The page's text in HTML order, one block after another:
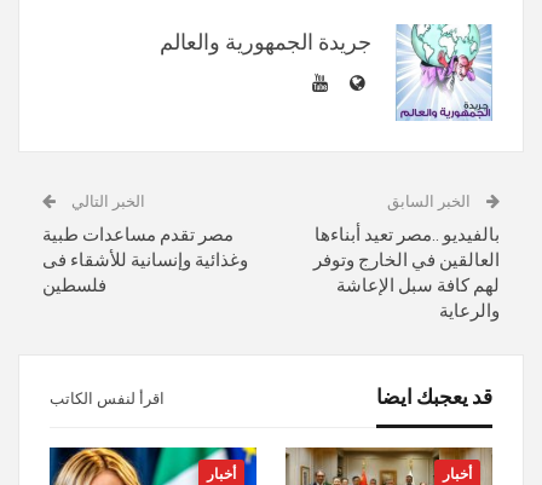
جريدة الجمهورية والعالم
الخبر السابق
بالفيديو ..مصر تعيد أبناءها
العالقين في الخارج وتوفر
لهم كافة سبل الإعاشة
والرعاية
الخبر التالي
مصر تقدم مساعدات طبية
وغذائية وإنسانية للأشقاء فى
فلسطين
قد يعجبك ايضا اقرأ لنفس الكاتب
أخبار أخبار